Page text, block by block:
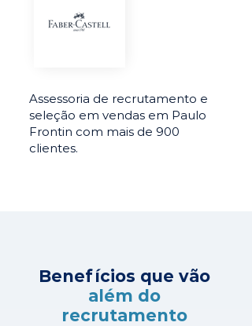
Assessoria de recrutamento e
seleção em vendas em Paulo
Frontin com mais de 900
clientes.
Benefícios que vão
além do
recrutamento